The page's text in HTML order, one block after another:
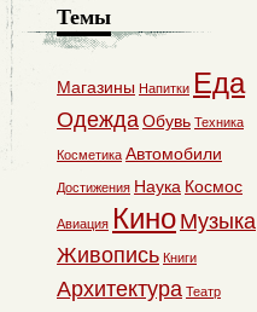
Темы
Магазины Напитки Еда
ОдеждаОбувь Техника
Косметика Автомобили
Достижения Наука Космос
Авиация Кино Музыка
Живопись Книги
Архитектура Театр